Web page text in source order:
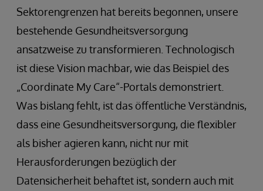
Sektorengrenzen hat bereits begonnen, unsere
bestehende Gesundheitsversorgung
ansatzweise zu transformieren. Technologisch
ist diese Vision machbar, wie das Beispiel des
„Coordinate My Care“-Portals demonstriert.
Was bislang fehlt, ist das öffentliche Verständnis,
dass eine Gesundheitsversorgung, die flexibler
als bisher agieren kann, nicht nur mit
Herausforderungen bezüglich der
Datensicherheit behaftet ist, sondern auch mit